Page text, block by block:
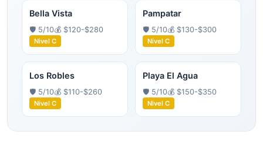
Bella Vista
🛡️ 5/10💰 $120-$280
Nivel C
Pampatar
🛡️ 5/10💰 $130-$300
Nivel C
Los Robles
🛡️ 5/10💰 $110-$260
Nivel C
Playa El Agua
🛡️ 5/10💰 $150-$350
Nivel C